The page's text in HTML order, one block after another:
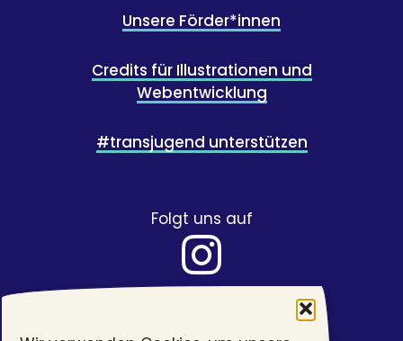
Unsere Förder*innen
Credits für Illustrationen und
Webentwicklung
#transjugend unterstützen
Folgt uns auf